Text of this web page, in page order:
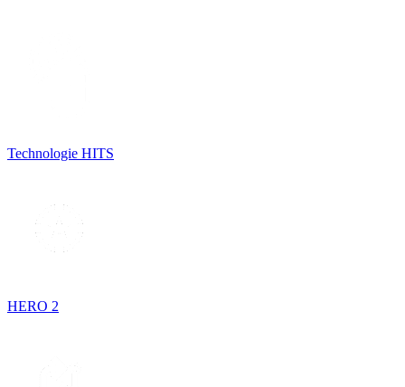
Technologie HITS
HERO 2